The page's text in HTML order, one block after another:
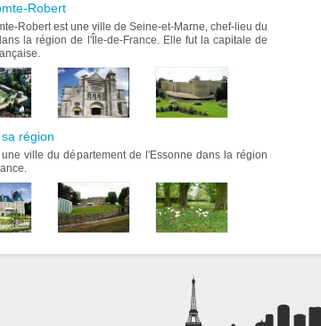
Robert
Robert est une ville de Seine-et-Marne, chef-lieu du
la région de l'Île-de-France. Elle fut la capitale de
région
une ville du département de l'Essonne dans la région